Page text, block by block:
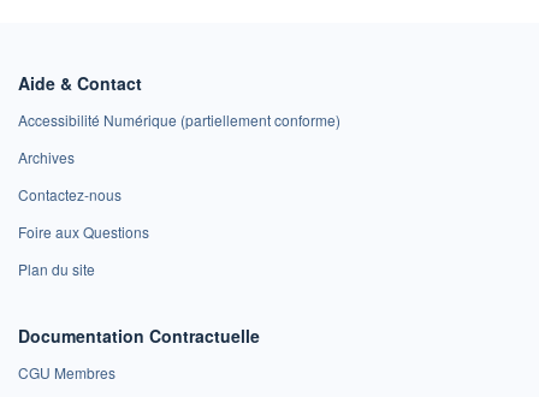
Aide & Contact
Accessibilité Numérique (partiellement conforme)
Archives
Contactez-nous
Foire aux Questions
Plan du site
Documentation Contractuelle
CGU Membres